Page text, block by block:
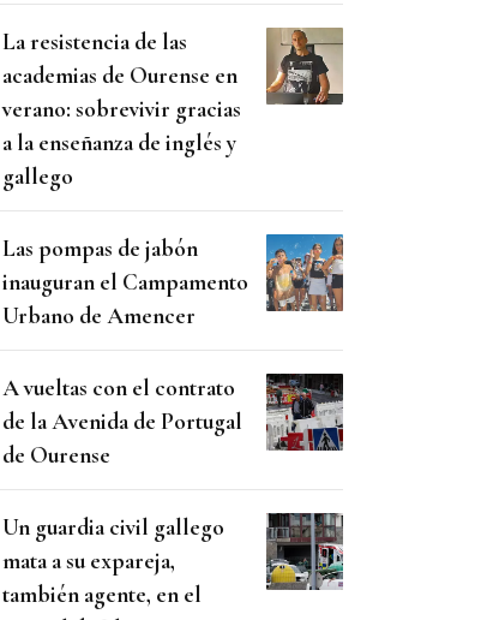
La resistencia de las
academias de Ourense en
verano: sobrevivir gracias
a la enseñanza de inglés y
gallego
Las pompas de jabón
inauguran el Campamento
Urbano de Amencer
A vueltas con el contrato
de la Avenida de Portugal
de Ourense
Un guardia civil gallego
mata a su expareja,
también agente, en el